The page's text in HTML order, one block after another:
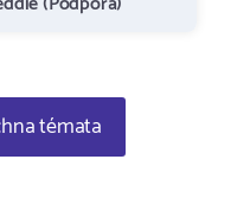
témata